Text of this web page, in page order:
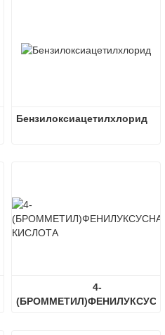
Бензилоксиацетилхлорид
4-